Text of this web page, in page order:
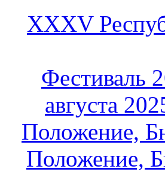
XXXV
Фестиваль
августа
Положение,
Положение,